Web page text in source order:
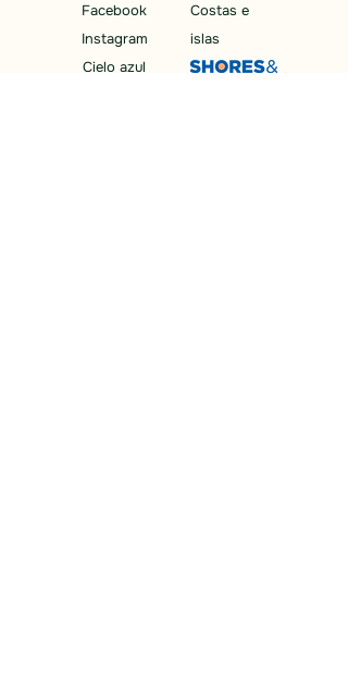
Facebook
Instagram
Cielo azul
Costas e
islas